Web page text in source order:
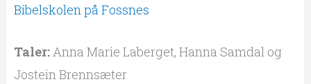
Bibelskolen på Fossnes
Taler:Anna Marie Laberget, Hanna Samdal og
Jostein Brennsæter